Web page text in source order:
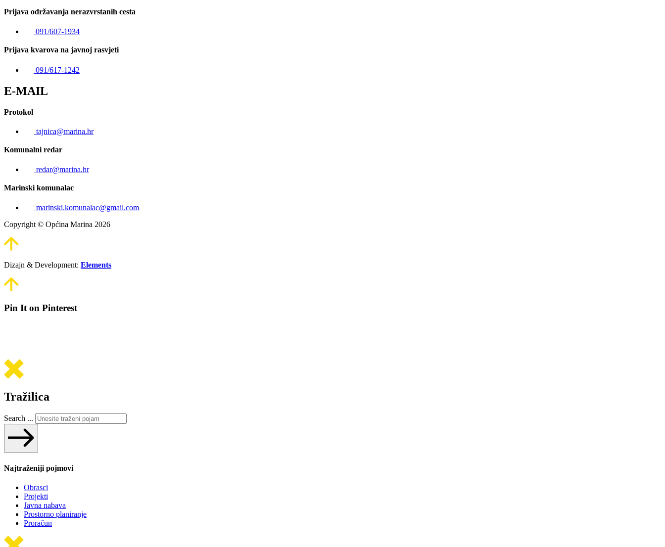
Prijava održavanja nerazvrstanih cesta
091/607-1934
Prijava kvarova na javnoj rasvjeti
091/617-1242
E-MAIL
Protokol
tajnica@marina.hr
Komunalni redar
redar@marina.hr
Marinski komunalac
marinski.komunalac@gmail.com
Copyright © Općina Marina 2026
Dizajn & Development: Elements
Pin It on Pinterest
Tražilica
Search ...
Najtraženiji pojmovi
Obrasci
Projekti
Javna nabava
Prostorno planiranje
Proračun